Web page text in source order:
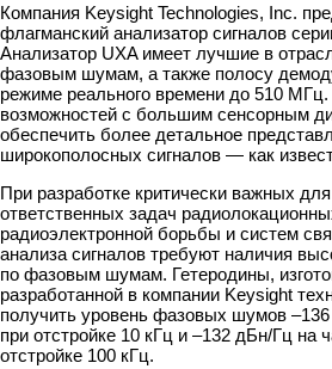
Компания Keysight Technologies, Inc.
флагманский анализатор сигналов
Анализатор UXA имеет лучшие в
фазовым шумам, а также полосу
режиме реального времени до 510 МГц.
возможностей с большим сенсорным
обеспечить более детальное
широкополосных сигналов — как
При разработке критически важных
ответственных задач
радиоэлектронной борьбы и систем
анализа сигналов требуют наличия
по фазовым шумам. Гетеродины,
разработанной в компании Keysight
получить уровень фазовых шумов
при отстройке 10 кГц и –132 дБн/Гц на
отстройке 100 кГц.